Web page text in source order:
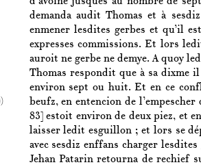
demanda audit Thomas et à
enmener lesdites gerbes et qu’il
expresses commissions. Et lors
auroit ne gerbe ne demye. A quoy
Thomas respondit que à sa dixme
environ sept ou huit. Et en ce
beufz, en entencion de
83] estoit environ de deux piez, et
laisser ledit esguillon ; et lors se
avec sesdiz enffans charger
Jehan Patarin retourna de rechief